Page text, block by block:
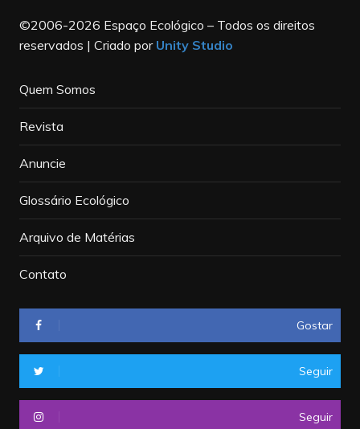
©2006-2026 Espaço Ecológico – Todos os direitos
reservados | Criado por Unity Studio
Quem Somos
Revista
Anuncie
Glossário Ecológico
Arquivo de Matérias
Contato
Gostar
Seguir
Seguir